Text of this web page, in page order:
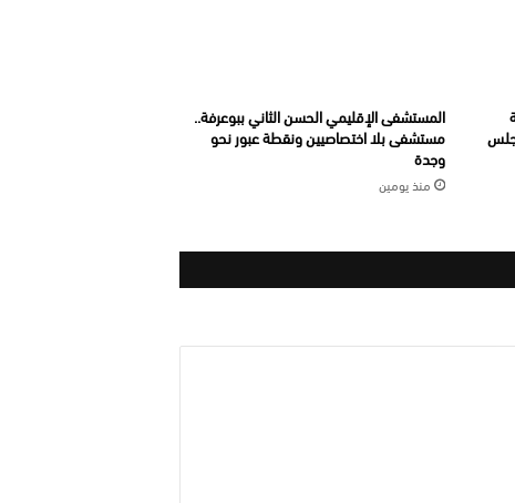
المستشفى الإقليمي الحسن الثاني ببوعرفة..
مستشفى بلا اختصاصيين ونقطة عبور نحو
وجدة
منذ يومين